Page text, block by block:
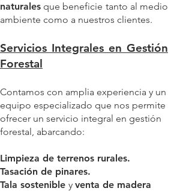
naturales que beneficie tanto al medio
ambiente como a nuestros clientes.
Servicios Integrales en Gestión
Forestal
Contamos con amplia experiencia y un
equipo especializado que nos permite
ofrecer un servicio integral en gestión
forestal, abarcando:
Limpieza de terrenos rurales.
Tasación de pinares.
Tala sostenible y venta de madera